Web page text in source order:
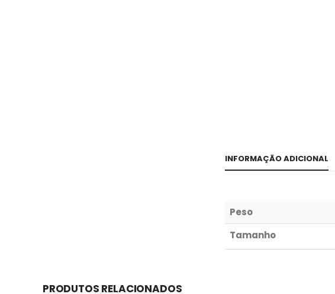
INFORMAÇÃO ADICIONAL
Peso
Tamanho
PRODUTOS RELACIONADOS